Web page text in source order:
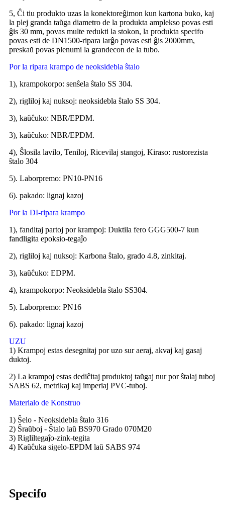
5, Ĉi tiu produkto uzas la konektoreĝimon kun kartona buko, kaj
la plej granda taŭga diametro de la produkta amplekso povas esti
ĝis 30 mm, povas multe redukti la stokon, la produkta specifo
povas esti de DN1500-ripara larĝo povas esti ĝis 2000mm,
preskaŭ povas plenumi la grandecon de la tubo.
Por la ripara krampo de neoksidebla ŝtalo
1), krampokorpo: senŝela ŝtalo SS 304.
2), rigliloj kaj nuksoj: neoksidebla ŝtalo SS 304.
3), kaŭĉuko: NBR/EPDM.
3), kaŭĉuko: NBR/EPDM.
4), Ŝlosila lavilo, Teniloj, Ricevilaj stangoj, Kiraso: rustorezista
ŝtalo 304
5). Laborpremo: PN10-PN16
6). pakado: lignaj kazoj
Por la DI-ripara krampo
1), fanditaj partoj por krampoj: Duktila fero GGG500-7 kun
fandligita epoksio-tegaĵo
2), rigliloj kaj nuksoj: Karbona ŝtalo, grado 4.8, zinkitaj.
3), kaŭĉuko: EDPM.
4), krampokorpo: Neoksidebla ŝtalo SS304.
5). Laborpremo: PN16
6). pakado: lignaj kazoj
UZU
1) Krampoj estas desegnitaj por uzo sur aeraj, akvaj kaj gasaj
duktoj.
2) La krampoj estas dediĉitaj produktoj taŭgaj nur por ŝtalaj tuboj
SABS 62, metrikaj kaj imperiaj PVC-tuboj.
Materialo de Konstruo
1) Ŝelo - Neoksidebla ŝtalo 316
2) Ŝraŭboj - Ŝtalo laŭ BS970 Grado 070M20
3) Rigliltegaĵo-zink-tegita
4) Kaŭĉuka sigelo-EPDM laŭ SABS 974
Specifo